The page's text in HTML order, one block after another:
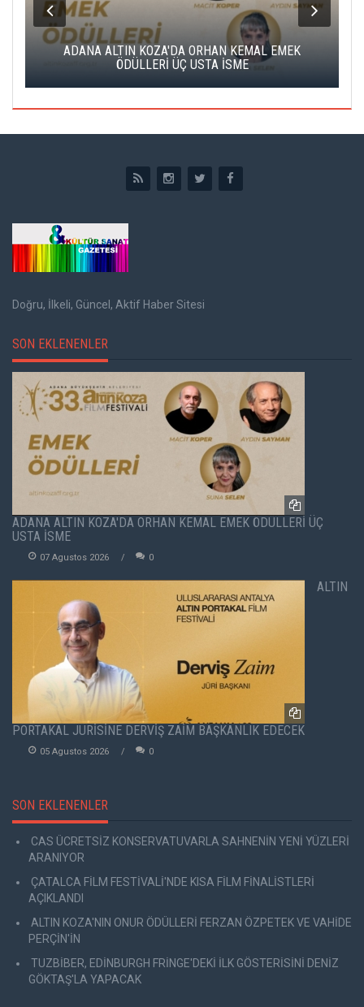
KEMAL EMEK
ALTIN PORTAKAL JÜRİSİNE DERVİŞ
EDECEK
Doğru, İlkeli, Güncel, Aktif Haber Sitesi
SON EKLENENLER
ADANA ALTIN KOZA'DA ORHAN KEMAL EMEK ÖDÜLLERİ ÜÇ
USTA İSME
07 Agustos 2026 0
ALTIN
PORTAKAL JÜRİSİNE DERVİŞ ZAİM BAŞKANLIK EDECEK
05 Agustos 2026 0
SON EKLENENLER
CAS ÜCRETSİZ KONSERVATUVARLA SAHNENİN YENİ YÜZLERİ
ARANIYOR
ÇATALCA FİLM FESTİVALİ'NDE KISA FİLM FİNALİSTLERİ
AÇIKLANDI
ALTIN KOZA'NIN ONUR ÖDÜLLERİ FERZAN ÖZPETEK VE VAHİDE
PERÇİN'İN
TUZBİBER, EDİNBURGH FRİNGE'DEKİ İLK GÖSTERİSİNİ DENİZ
GÖKTAŞ'LA YAPACAK